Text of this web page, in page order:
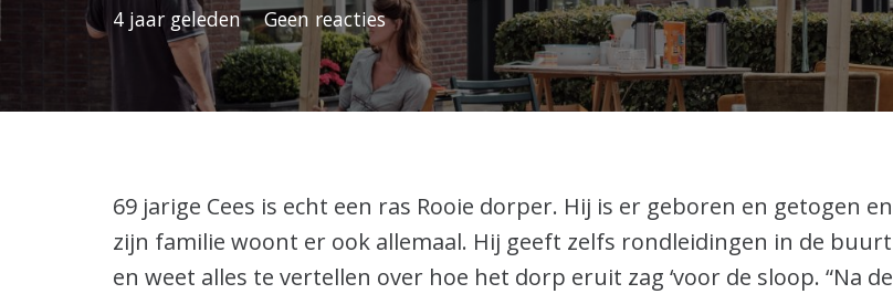
4 jaar geleden Geen reacties
69 jarige Cees is echt een ras Rooie dorper. Hij is er geboren en getogen en
zijn familie woont er ook allemaal. Hij geeft zelfs rondleidingen in de buurt
en weet alles te vertellen over hoe het dorp eruit zag ‘voor de sloop. “Na de